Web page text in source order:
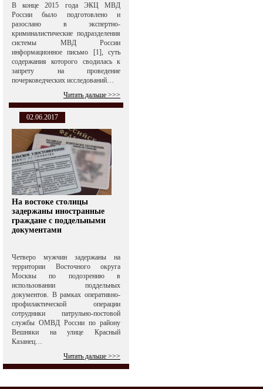
В конце 2015 года ЭКЦ МВД
России было подготовлено и
разослано в экспертно-
криминалистические подразделения
системы МВД России
информационное письмо [1], суть
содержания которого сводилась к
запрету на проведение
почерковедческих исследований…
Читать дальше >>>
02.06.2017
На востоке столицы
задержаны иностранные
граждане с поддельными
документами
Четверо мужчин задержаны на
территории Восточного округа
Москвы по подозрению в
использовании поддельных
документов. В рамках оперативно-
профилактической операции
сотрудники патрульно-постовой
службы ОМВД России по району
Вешняки на улице Красный
Казанец…
Читать дальше >>>